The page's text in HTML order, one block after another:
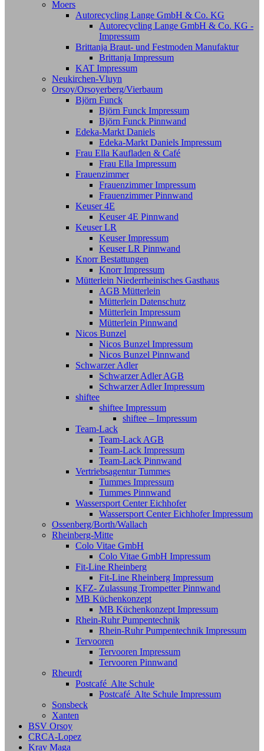
Moers
Autorecycling Lange GmbH & Co. KG
Autorecycling Lange GmbH & Co. KG -
Impressum
Brittanja Braut- und Festmoden Manufaktur
Brittanja Impressum
KAT Impressum
Neukirchen-Vluyn
Orsoy/Orsoyerberg/Vierbaum
Björn Funck
Björn Funck Impressum
Björn Funck Pinnwand
Edeka-Markt Daniels
Edeka-Markt Daniels Impressum
Frau Ella Kaufladen & Café
Frau Ella Impressum
Frauenzimmer
Frauenzimmer Impressum
Frauenzimmer Pinnwand
Keuser 4E
Keuser 4E Pinnwand
Keuser LR
Keuser Impressum
Keuser LR Pinnwand
Knorr Bestattungen
Knorr Impressum
Mütterlein Niederrheinisches Gasthaus
AGB Mütterlein
Mütterlein Datenschutz
Mütterlein Impressum
Mütterlein Pinnwand
Nicos Bunzel
Nicos Bunzel Impressum
Nicos Bunzel Pinnwand
Schwarzer Adler
Schwarzer Adler AGB
Schwarzer Adler Impressum
shiftee
shiftee Impressum
shiftee – Impressum
Team-Lack
Team-Lack AGB
Team-Lack Impressum
Team-Lack Pinnwand
Vertriebsagentur Tummes
Tummes Impressum
Tummes Pinnwand
Wassersport Center Eichhofer
Wassersport Center Eichhofer Impressum
Ossenberg/Borth/Wallach
Rheinberg-Mitte
Colo Vitae GmbH
Colo Vitae GmbH Impressum
Fit-Line Rheinberg
Fit-Line Rheinberg Impressum
KFZ- Zulassung Trompetter Pinnwand
MB Küchenkonzept
MB Küchenkonzept Impressum
Rhein-Ruhr Pumpentechnik
Rhein-Ruhr Pumpentechnik Impressum
Tervooren
Tervooren Impressum
Tervooren Pinnwand
Rheurdt
Postcafé Alte Schule
Postcafé Alte Schule Impressum
Sonsbeck
Xanten
BSV Orsoy
CRCA-Lopez
Krav Maga